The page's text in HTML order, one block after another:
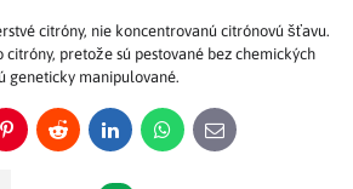
citróny, nie koncentrovanú citrónovú šťavu.
pretože sú pestované bez chemických
geneticky manipulované.
PinterestReddit LinkedInWhatsApp
E-
mail